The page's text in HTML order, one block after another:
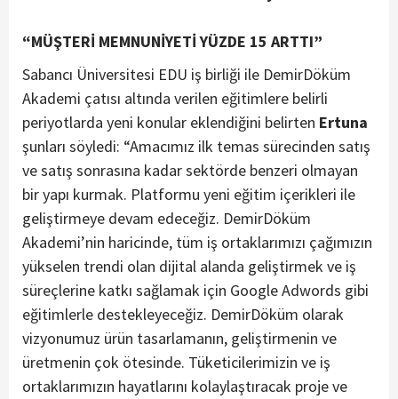
“MÜŞTERİ MEMNUNİYETİ YÜZDE 15 ARTTI”
Sabancı Üniversitesi EDU iş birliği ile DemirDöküm
Akademi çatısı altında verilen eğitimlere belirli
periyotlarda yeni konular eklendiğini belirten Ertuna
şunları söyledi: “Amacımız ilk temas sürecinden satış
ve satış sonrasına kadar sektörde benzeri olmayan
bir yapı kurmak. Platformu yeni eğitim içerikleri ile
geliştirmeye devam edeceğiz. DemirDöküm
Akademi’nin haricinde, tüm iş ortaklarımızı çağımızın
yükselen trendi olan dijital alanda geliştirmek ve iş
süreçlerine katkı sağlamak için Google Adwords gibi
eğitimlerle destekleyeceğiz. DemirDöküm olarak
vizyonumuz ürün tasarlamanın, geliştirmenin ve
üretmenin çok ötesinde. Tüketicilerimizin ve iş
ortaklarımızın hayatlarını kolaylaştıracak proje ve